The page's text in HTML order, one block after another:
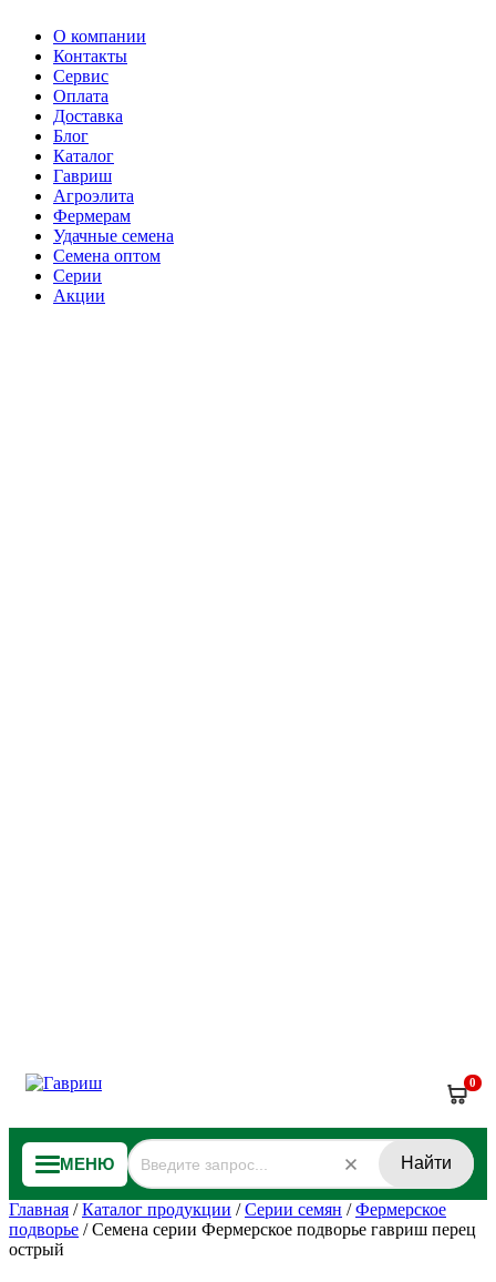
О компании
Контакты
Сервис
Оплата
Доставка
Блог
Каталог
Гавриш
Агроэлита
Фермерам
Удачные семена
Семена оптом
Серии
Акции
0
МЕНЮ Найти
Главная /Каталог продукции /Серии семян /Фермерское
подворье /Семена серии Фермерское подворье гавриш перец
острый